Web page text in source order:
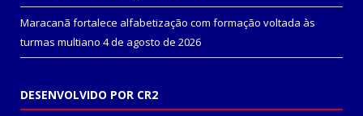
Maracanã fortalece alfabetização com formação voltada às
turmas multiano 4 de agosto de 2026
DESENVOLVIDO POR CR2